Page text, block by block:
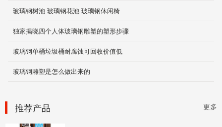
玻璃钢树池 玻璃钢花池 玻璃钢休闲椅
独家揭晓四个人体玻璃钢雕塑的塑形步骤
玻璃钢单桶垃圾桶耐腐蚀可回收价值低
玻璃钢雕塑是怎么做出来的
更多
推荐产品
2019-12-03